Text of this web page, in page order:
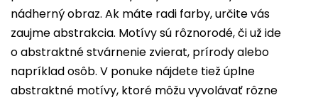
nádherný obraz. Ak máte radi farby, určite vás
zaujme abstrakcia. Motívy sú rôznorodé, či už ide
o abstraktné stvárnenie zvierat, prírody alebo
napríklad osôb. V ponuke nájdete tiež úplne
abstraktné motívy, ktoré môžu vyvolávať rôzne